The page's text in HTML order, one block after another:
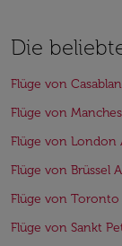
Die
Flüge von
Flüge von
Flüge von London
Flüge von Brüssel
Flüge von Toronto
Flüge von Sankt